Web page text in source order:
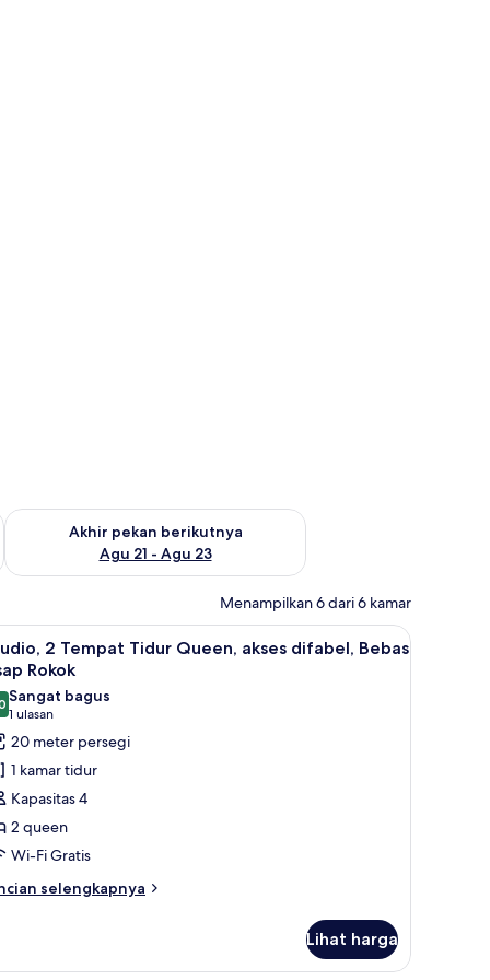
Agu 14 - Agu 16
Akhir pekan berikutnya
Agu 21 - Agu 23
Periksa ketersediaan untuk akhir pekan berikutnya Agu 21 -
Menampilkan 6 dari 6 kamar
cahaya
tirai kedap cahaya Meja kerja, ruang kerja ramah laptop, dan
5
2 Tempat Tidur Queen, akses difabel, Bebas
Rokok
dari 10
Sangat bagus
1 ulasan
(1
ulasan)
20 meter persegi
1 kamar tidur
Kapasitas 4
2 queen
Wi-Fi Gratis
selengkapnya
Lihat harga